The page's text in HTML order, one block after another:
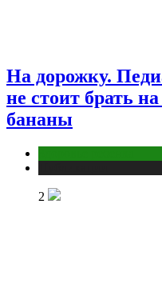
На дорожку.
не стоит брать
бананы
2